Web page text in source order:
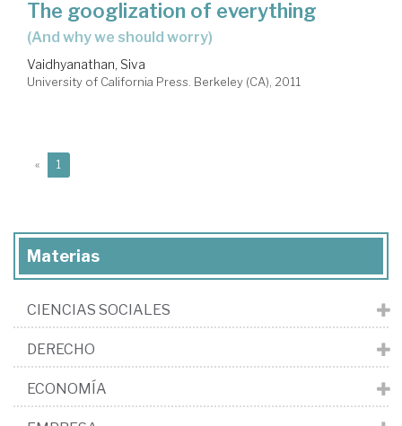
The googlization of everything
(and why we should worry)
Vaidhyanathan, Siva
University of California Press. Berkeley (CA), 2011
« 1
Materias
CIENCIAS SOCIALES
DERECHO
ECONOMÍA